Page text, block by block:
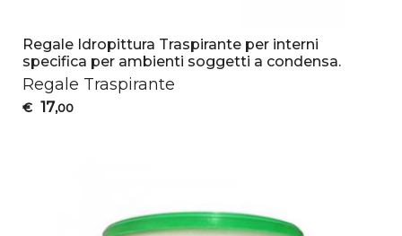
Regale Idropittura Traspirante per interni
specifica per ambienti soggetti a condensa.
Regale Traspirante
€ 17,00